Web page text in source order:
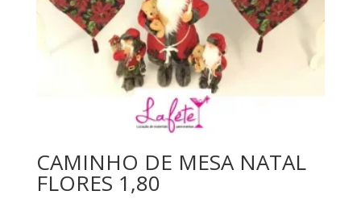
CAMINHO DE MESA NATAL
FLORES 1,80